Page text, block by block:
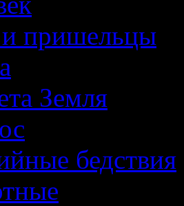
пришельцы
Земля
бедствия